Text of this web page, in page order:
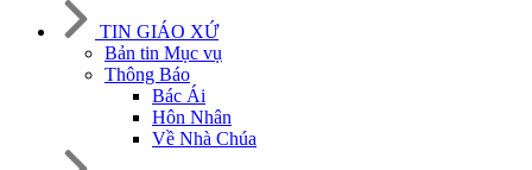
TIN GIÁO XỨ
Bản tin Mục vụ
Thông Báo
Bác Ái
Hôn Nhân
Về Nhà Chúa